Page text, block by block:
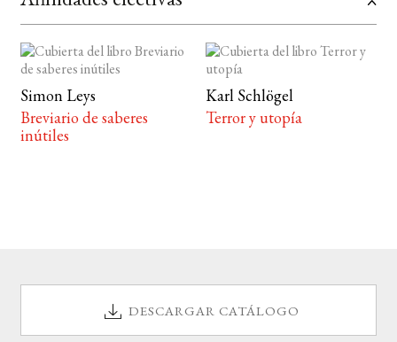
Simon Leys
Breviario de saberes
inútiles
Karl Schlögel
Terror y utopía
DESCARGAR CATÁLOGO